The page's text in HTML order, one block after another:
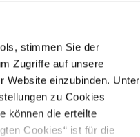
stimmen Sie der
Zugriffe auf unsere
Website einzubinden. Unter
zu Cookies
können die erteilte
Cookies“ ist für die